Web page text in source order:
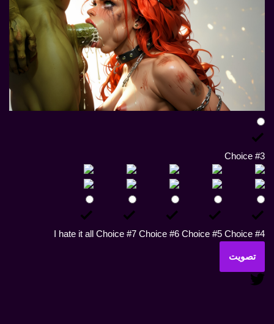
Choice #3
Choice #4
Choice #5
Choice #6
Choice #7
I hate it all
تصويت